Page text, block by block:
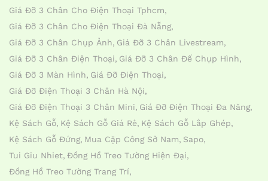
Giá Đỡ 3 Chân Cho Điện Thoại Tphcm
Giá Đỡ 3 Chân Cho Điện Thoại Đà Nẵng
Giá Đỡ 3 Chân Chụp Ảnh Giá Đỡ 3 Chân Livestream
Giá Đỡ 3 Chân Điện Thoại Giá Đỡ 3 Chân Đế Chụp Hình
Giá Đỡ 3 Màn Hình Giá Đỡ Điện Thoại
Giá Đỡ Điện Thoại 3 Chân Hà Nội
Giá Đỡ Điện Thoại 3 Chân Mini Giá Đỡ Điện Thoại Đa Năng
Kệ Sách Gỗ Kệ Sách Gỗ Giá Rẻ Kệ Sách Gỗ Lắp Ghép
Kệ Sách Gỗ Đứng Mua Cặp Công Sở Nam Sapo
Tui Giu Nhiet Đồng Hồ Treo Tường Hiện Đại
Đồng Hồ Treo Tường Trang Trí